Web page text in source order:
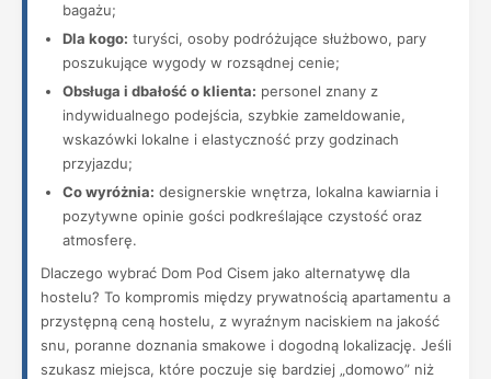
bagażu;
Dla kogo: turyści, osoby podróżujące służbowo, pary
poszukujące wygody w rozsądnej cenie;
Obsługa i dbałość o klienta: personel znany z
indywidualnego podejścia, szybkie zameldowanie,
wskazówki lokalne i elastyczność przy godzinach
przyjazdu;
Co wyróżnia: designerskie wnętrza, lokalna kawiarnia i
pozytywne opinie gości podkreślające czystość oraz
atmosferę.
Dlaczego wybrać Dom Pod Cisem jako alternatywę dla
hostelu? To kompromis między prywatnością apartamentu a
przystępną ceną hostelu, z wyraźnym naciskiem na jakość
snu, poranne doznania smakowe i dogodną lokalizację. Jeśli
szukasz miejsca, które poczuje się bardziej „domowo” niż